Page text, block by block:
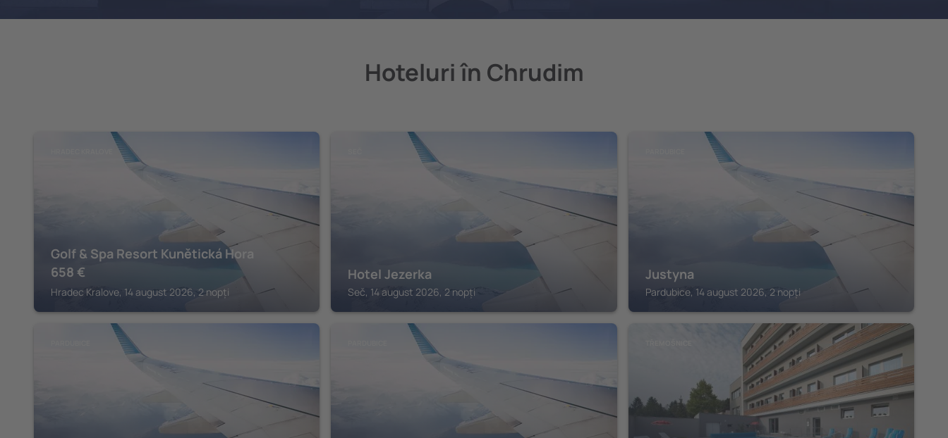
Hoteluri în Chrudim
Golf & Spa Resort Kunětická Hora
658 €
Hradec Kralove, 14 august 2026, 2 nopți
Hotel Jezerka
Seč, 14 august 2026, 2 nopți
Justyna
Pardubice, 14 august 2026, 2 nopți